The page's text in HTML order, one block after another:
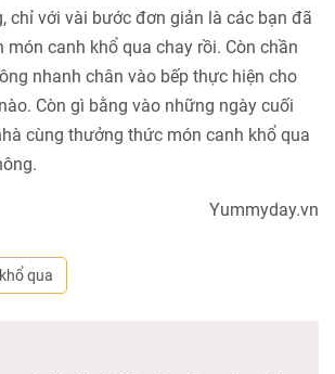
chỉ với vài bước đơn giản là các bạn đã
món canh khổ qua chay rồi. Còn chần
nhanh chân vào bếp thực hiện cho
Còn gì bằng vào những ngày cuối
cùng thưởng thức món canh khổ qua
Yummyday.vn
qua